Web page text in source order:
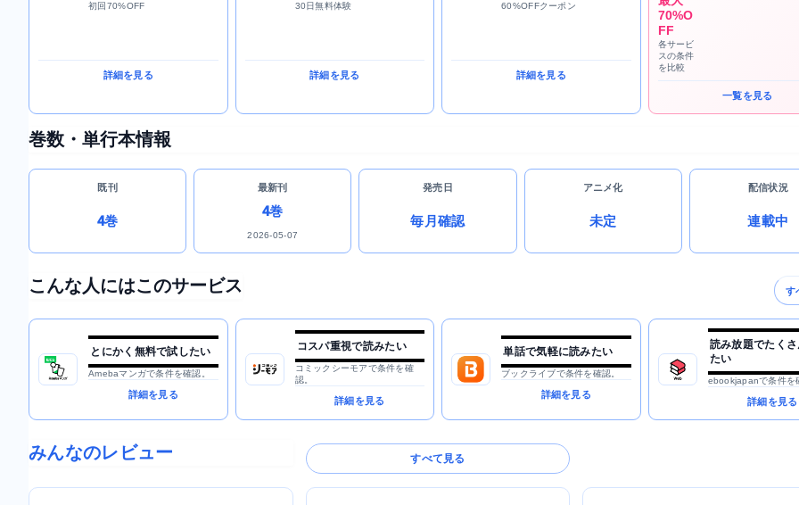
初回70%OFF
詳細を見る
30日無料体験
詳細を見る
60%OFFクーポン
詳細を見る
70%O
FF
各サービ
スの条件
を比較
一覧を見る
巻数・単行本情報
既刊
4巻
最新刊
4巻
2026-05-07
発売日
毎月確認
アニメ化
未定
配信状況
連載中
こんな人にはこのサービス す
とにかく無料で試したい
Amebaマンガで条件を確認。
詳細を見る
コスパ重視で読みたい
コミックシーモアで条件を確
認。
詳細を見る
単話で気軽に読みたい
ブックライブで条件を確認。
詳細を見る
読み放題でたく
たい
ebookjapanで条件を
詳細を見る
みんなのレビュー すべて見る